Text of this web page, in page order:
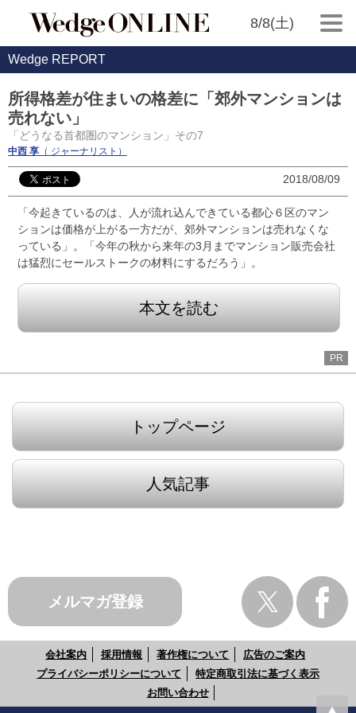
8/8(土)
Wedge REPORT
所得格差が住まいの格差に「郊外マンションは
売れない」
「どうなる首都圏のマンション」その7
中西 享 （ ジャーナリスト）
2018/08/09
「今起きているのは、人が流れ込んできている都心６区のマン
ションは価格が上がる一方だが、郊外マンションは売れなくな
っている」。「今年の秋から来年の3月までマンション販売会社
は猛烈にセールストークの材料にするだろう」。
本文を読む
PR
トップページ
人気記事
メルマガ登録
会社案内 採用情報 著作権について
広告のご案内
プライバシーポリシーについて
特定商取引法に基づく表示
お問い合わせ